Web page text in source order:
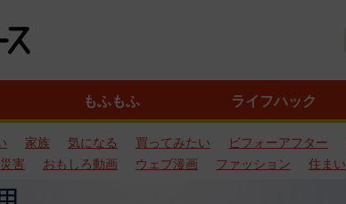
もふもふ ライフハック
家族 気になる 買ってみたい ビフォーアフター
災害
おもしろ動画 ウェブ漫画 ファッション 住まい